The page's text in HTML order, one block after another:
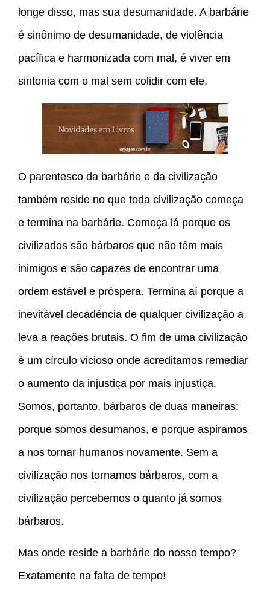
longe disso, mas sua desumanidade. A barbárie
é sinônimo de desumanidade, de violência
pacífica e harmonizada com mal, é viver em
sintonia com o mal sem colidir com ele.
O parentesco da barbárie e da civilização
também reside no que toda civilização começa
e termina na barbárie. Começa lá porque os
civilizados são bárbaros que não têm mais
inimigos e são capazes de encontrar uma
ordem estável e próspera. Termina aí porque a
inevitável decadência de qualquer civilização a
leva a reações brutais. O fim de uma civilização
é um círculo vicioso onde acreditamos remediar
o aumento da injustiça por mais injustiça.
Somos, portanto, bárbaros de duas maneiras:
porque somos desumanos, e porque aspiramos
a nos tornar humanos novamente. Sem a
civilização nos tornamos bárbaros, com a
civilização percebemos o quanto já somos
bárbaros.
Mas onde reside a barbárie do nosso tempo?
Exatamente na falta de tempo!